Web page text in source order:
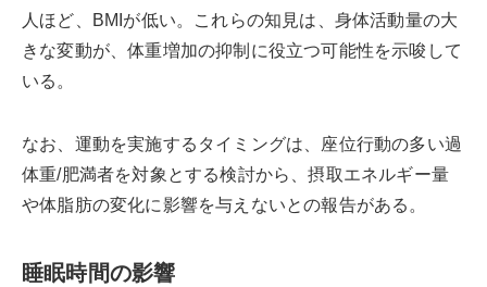
人ほど、BMIが低い。これらの知見は、身体活動量の大
きな変動が、体重増加の抑制に役立つ可能性を示唆して
いる。
なお、運動を実施するタイミングは、座位行動の多い過
体重/肥満者を対象とする検討から、摂取エネルギー量
や体脂肪の変化に影響を与えないとの報告がある。
睡眠時間の影響